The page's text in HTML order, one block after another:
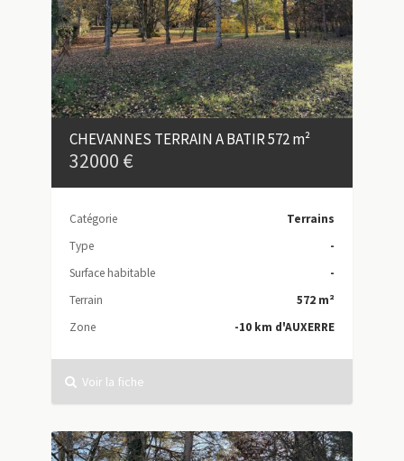
CHEVANNES TERRAIN A BATIR 572 m²
32000 €
Catégorie
Terrains
Type
-
Surface habitable
-
Terrain
572 m²
Zone
-10 km d'AUXERRE
Voir la fiche